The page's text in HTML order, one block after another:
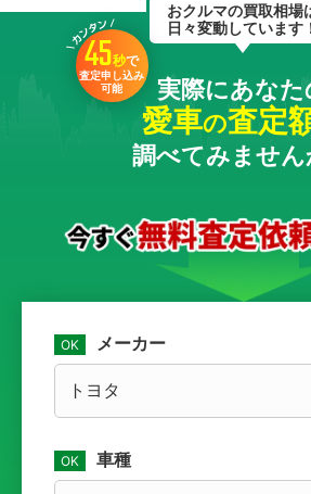
おクルマの買取相場
日々変動しています
45秒で
査定申し込み
可能
実際にあなた
愛車の査定
調べてみません
メーカー
車種